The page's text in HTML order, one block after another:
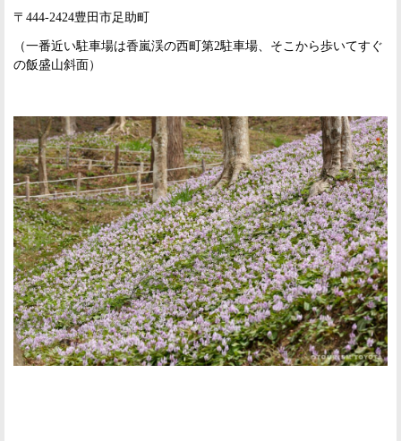
〒444-2424豊田市足助町
（一番近い駐車場は香嵐渓の西町第2駐車場、そこから歩いてすぐ
の飯盛山斜面）